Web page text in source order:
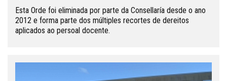
Esta Orde foi eliminada por parte da Consellaría desde o ano
2012 e forma parte dos múltiples recortes de dereitos
aplicados ao persoal docente.